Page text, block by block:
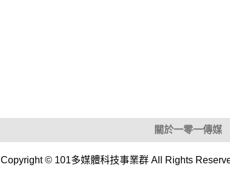
關於一零一傳媒
Copyright © 101多媒體科技事業群 All Rights